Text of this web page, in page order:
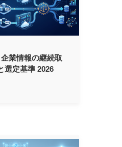
業情報の継続取
選定基準 2026